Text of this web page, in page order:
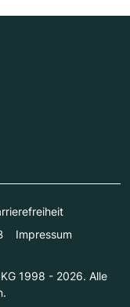
Impressum
1998 - 2026. Alle